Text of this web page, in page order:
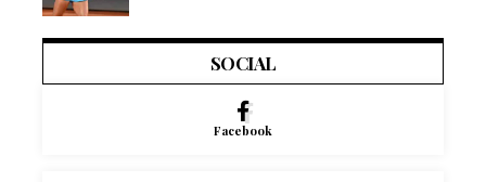
SOCIAL
Facebook